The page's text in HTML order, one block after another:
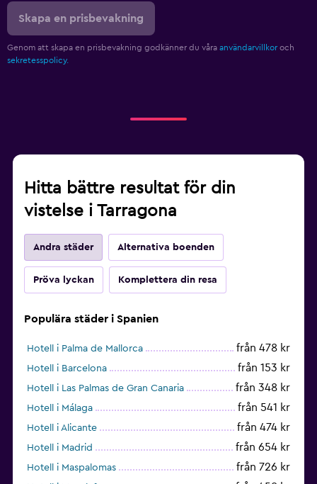
Skapa en prisbevakning
Genom att skapa en prisbevakning godkänner du våra användarvillkor och
sekretesspolicy.
Hitta bättre resultat för din
vistelse i Tarragona
Andra städer Alternativa boenden
Pröva lyckan Komplettera din resa
Populära städer i Spanien
Hotell i Palma de Mallorca från 478 kr
Hotell i Barcelona från 153 kr
Hotell i Las Palmas de Gran Canaria från 348 kr
Hotell i Málaga från 541 kr
Hotell i Alicante från 474 kr
Hotell i Madrid från 654 kr
Hotell i Maspalomas från 726 kr